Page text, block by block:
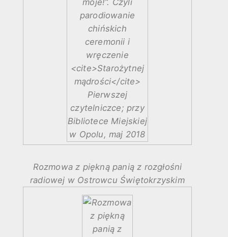
Rozmowa z piękną panią z rozgłośni
radiowej w Ostrowcu Świętokrzyskim